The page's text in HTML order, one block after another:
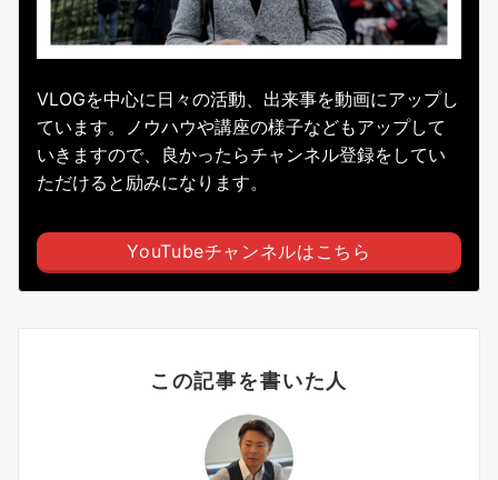
VLOGを中心に日々の活動、出来事を動画にアップし
ています。ノウハウや講座の様子などもアップして
いきますので、良かったらチャンネル登録をしてい
ただけると励みになります。
YouTubeチャンネルはこちら
この記事を書いた人